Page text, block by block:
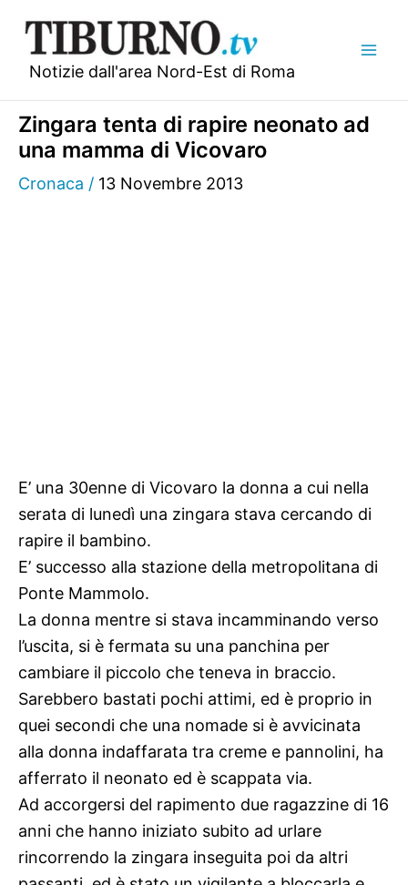
contenuto
Notizie dall'area Nord-Est di Roma
Zingara tenta di rapire neonato ad
una mamma di Vicovaro
Cronaca / 13 Novembre 2013
E’ una 30enne di Vicovaro la donna a cui nella
serata di lunedì una zingara stava cercando di
rapire il bambino.
E’ successo alla stazione della metropolitana di
Ponte Mammolo.
La donna mentre si stava incamminando verso
l’uscita, si è fermata su una panchina per
cambiare il piccolo che teneva in braccio.
Sarebbero bastati pochi attimi, ed è proprio in
quei secondi che una nomade si è avvicinata
alla donna indaffarata tra creme e pannolini, ha
afferrato il neonato ed è scappata via.
Ad accorgersi del rapimento due ragazzine di 16
anni che hanno iniziato subito ad urlare
rincorrendo la zingara inseguita poi da altri